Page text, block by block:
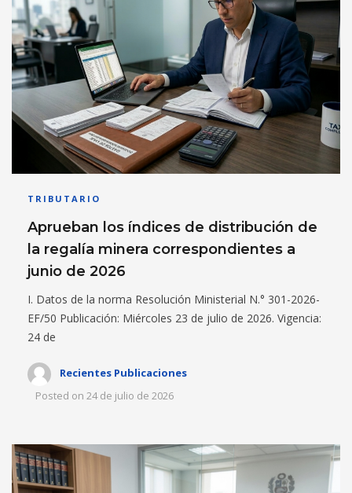
TRIBUTARIO
Aprueban los índices de distribución de
la regalía minera correspondientes a
junio de 2026
I. Datos de la norma Resolución Ministerial N.° 301-2026-
EF/50 Publicación: Miércoles 23 de julio de 2026. Vigencia:
24 de
Recientes Publicaciones
Posted on 24 de julio de 2026